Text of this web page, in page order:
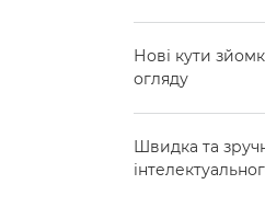
Нові кути
огляду
Швидка та